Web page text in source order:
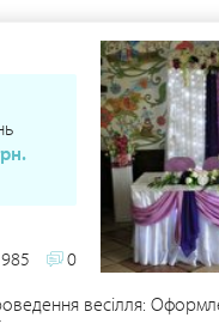
985
0
весілля: